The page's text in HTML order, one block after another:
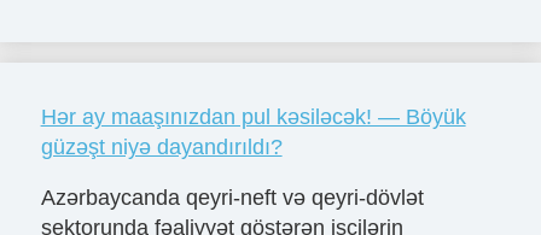
Hər ay maaşınızdan pul kəsiləcək! — Böyük
güzəşt niyə dayandırıldı?
Azərbaycanda qeyri-neft və qeyri-dövlət
sektorunda fəaliyyət göstərən işçilərin